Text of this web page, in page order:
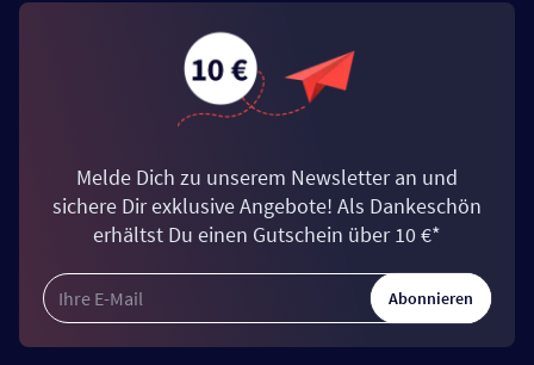
Melde Dich zu unserem Newsletter an und
sichere Dir exklusive Angebote! Als Dankeschön
erhältst Du einen Gutschein über 10 €*
Abonnieren